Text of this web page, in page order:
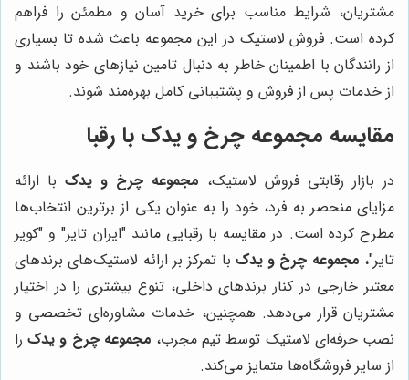
مشتریان، شرایط مناسب برای خرید آسان و مطمئن را فراهم
کرده است. فروش لاستیک در این مجموعه باعث شده تا بسیاری
از رانندگان با اطمینان خاطر به دنبال تامین نیازهای خود باشند و
از خدمات پس از فروش و پشتیبانی کامل بهره‌مند شوند.
مقایسه مجموعه چرخ و یدک با رقبا
در بازار رقابتی فروش لاستیک، مجموعه چرخ و یدک با ارائه
مزایای منحصر به فرد، خود را به عنوان یکی از برترین انتخاب‌ها
مطرح کرده است. در مقایسه با رقبایی مانند "ایران تایر" و "کویر
تایر"، مجموعه چرخ و یدک با تمرکز بر ارائه لاستیک‌های برندهای
معتبر خارجی در کنار برندهای داخلی، تنوع بیشتری را در اختیار
مشتریان قرار می‌دهد. همچنین، خدمات مشاوره‌ای تخصصی و
نصب حرفه‌ای لاستیک توسط تیم مجرب، مجموعه چرخ و یدکرا
از سایر فروشگاه‌ها متمایز می‌کند.